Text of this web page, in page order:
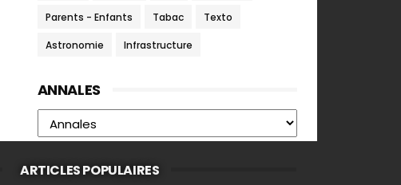
Parents - Enfants Tabac Texto
Astronomie Infrastructure
ANNALES
ARTICLES POPULAIRES